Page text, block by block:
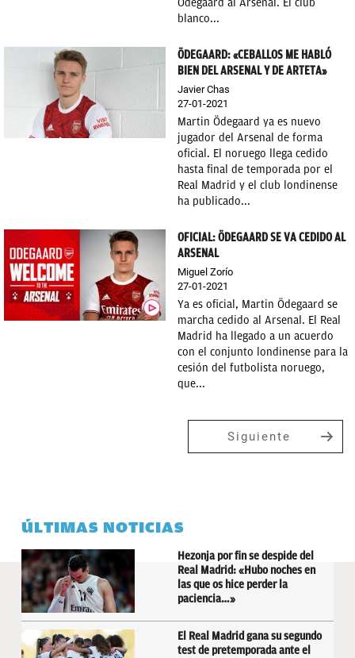
Ödegaard al Arsenal. El club
blanco...
ÖDEGAARD: «CEBALLOS ME HABLÓ
BIEN DEL ARSENAL Y DE ARTETA»
Javier Chas
27-01-2021
Martin Ödegaard ya es nuevo
jugador del Arsenal de forma
oficial. El noruego llega cedido
hasta final de temporada por el
Real Madrid y el club londinense
ha publicado...
OFICIAL: ÖDEGAARD SE VA CEDIDO AL
ARSENAL
Miguel Zorío
27-01-2021
Ya es oficial, Martin Ödegaard se
marcha cedido al Arsenal. El Real
Madrid ha llegado a un acuerdo
con el conjunto londinense para la
cesión del futbolista noruego,
que...
Siguiente
ÚLTIMAS NOTICIAS
Hezonja por fin se despide del
Real Madrid: «Hubo noches en
las que os hice perder la
paciencia…»
El Real Madrid gana su segundo
test de pretemporada ante el